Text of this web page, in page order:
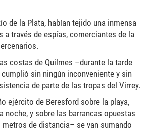
de la Plata, habían tejido una inmensa
a través de espías, comerciantes de la
costas de Quilmes –durante la tarde
sin ningún inconveniente y sin
de parte de las tropas del Virrey.
ejército de Beresford sobre la playa,
noche, y sobre las barrancas opuestas
de distancia– se van sumando